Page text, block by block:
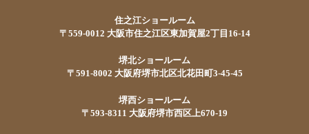
住之江ショールーム
〒559-0012 大阪市住之江区東加賀屋2丁目16-14
堺北ショールーム
〒591-8002 大阪府堺市北区北花田町3-45-45
堺西ショールーム
〒593-8311 大阪府堺市西区上670-19